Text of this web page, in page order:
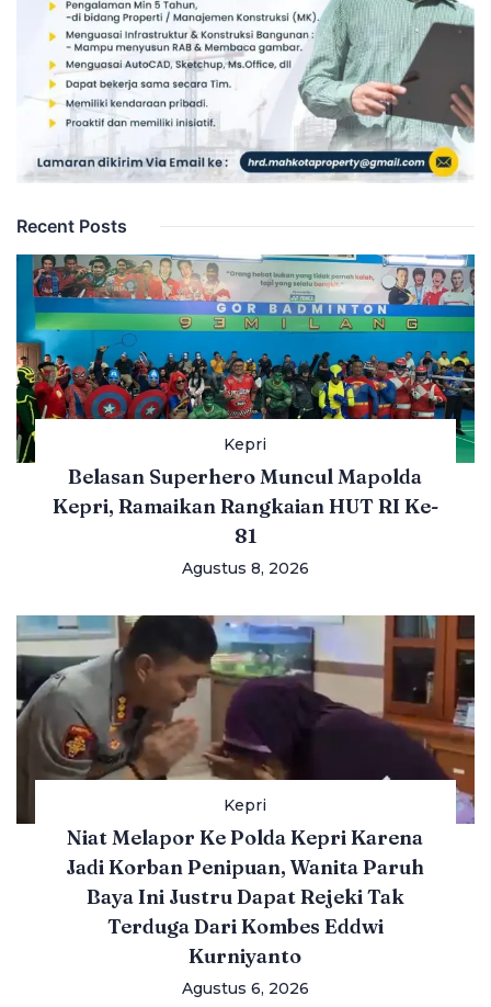
Recent Posts
Kepri
Belasan Superhero Muncul Mapolda
Kepri, Ramaikan Rangkaian HUT RI Ke-
81
Agustus 8, 2026
Kepri
Niat Melapor Ke Polda Kepri Karena
Jadi Korban Penipuan, Wanita Paruh
Baya Ini Justru Dapat Rejeki Tak
Terduga Dari Kombes Eddwi
Kurniyanto
Agustus 6, 2026